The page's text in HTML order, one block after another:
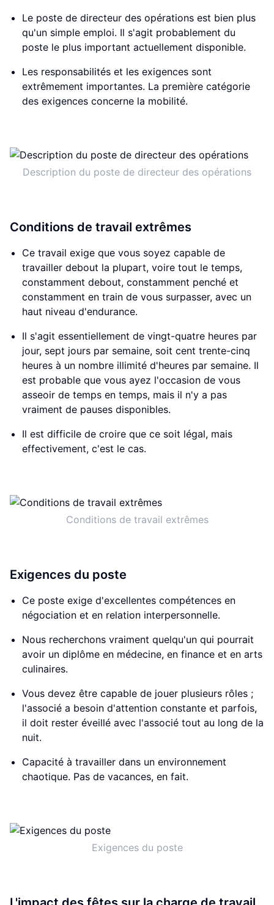
Le poste de directeur des opérations est bien plus
qu'un simple emploi. Il s'agit probablement du
poste le plus important actuellement disponible.
Les responsabilités et les exigences sont
extrêmement importantes. La première catégorie
des exigences concerne la mobilité.
Description du poste de directeur des opérations
Conditions de travail extrêmes
Ce travail exige que vous soyez capable de
travailler debout la plupart, voire tout le temps,
constamment debout, constamment penché et
constamment en train de vous surpasser, avec un
haut niveau d'endurance.
Il s'agit essentiellement de vingt-quatre heures par
jour, sept jours par semaine, soit cent trente-cinq
heures à un nombre illimité d'heures par semaine. Il
est probable que vous ayez l'occasion de vous
asseoir de temps en temps, mais il n'y a pas
vraiment de pauses disponibles.
Il est difficile de croire que ce soit légal, mais
effectivement, c'est le cas.
Conditions de travail extrêmes
Exigences du poste
Ce poste exige d'excellentes compétences en
négociation et en relation interpersonnelle.
Nous recherchons vraiment quelqu'un qui pourrait
avoir un diplôme en médecine, en finance et en arts
culinaires.
Vous devez être capable de jouer plusieurs rôles ;
l'associé a besoin d'attention constante et parfois,
il doit rester éveillé avec l'associé tout au long de la
nuit.
Capacité à travailler dans un environnement
chaotique. Pas de vacances, en fait.
Exigences du poste